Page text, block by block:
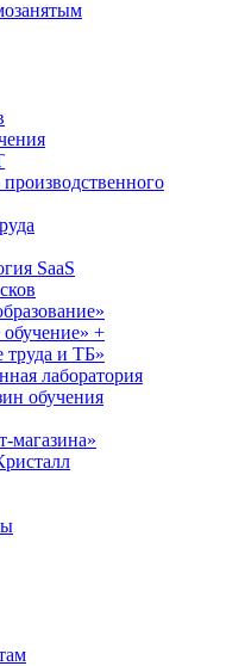
SaaS
+
труда и ТБ»
лаборатория
обучения
магазина»